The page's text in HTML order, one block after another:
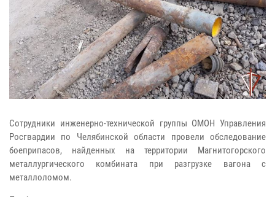
Сотрудники инженерно-технической группы ОМОН Управления
Росгвардии по Челябинской области провели обследование
боеприпасов, найденных на территории Магнитогорского
металлургического комбината при разгрузке вагона с
металлоломом.